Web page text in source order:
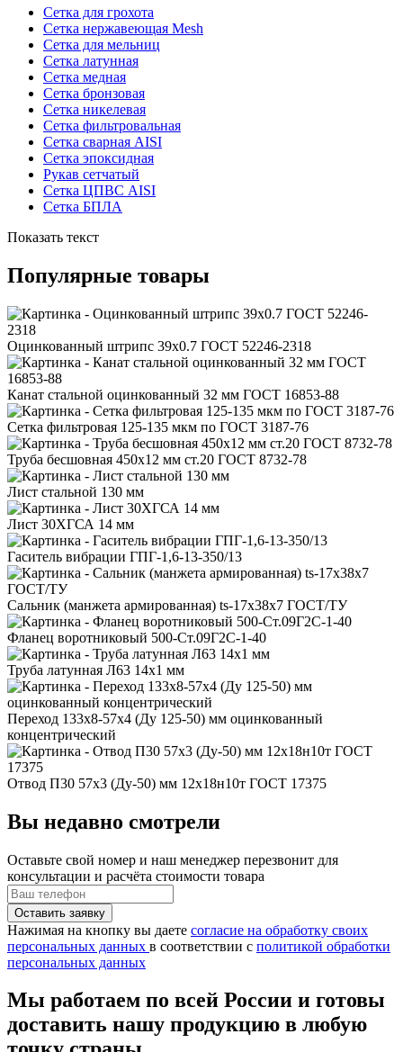
Сетка для грохота
Сетка нержавеющая Mesh
Сетка для мельниц
Сетка латунная
Сетка медная
Сетка бронзовая
Сетка никелевая
Сетка фильтровальная
Сетка сварная AISI
Сетка эпоксидная
Рукав сетчатый
Сетка ЦПВС AISI
Сетка БПЛА
Показать текст
Популярные товары
Оцинкованный штрипс 39x0.7 ГОСТ 52246-2318
Канат стальной оцинкованный 32 мм ГОСТ 16853-88
Сетка фильтровая 125-135 мкм по ГОСТ 3187-76
Труба бесшовная 450x12 мм ст.20 ГОСТ 8732-78
Лист стальной 130 мм
Лист 30ХГСА 14 мм
Гаситель вибрации ГПГ-1,6-13-350/13
Сальник (манжета армированная) ts-17x38x7 ГОСТ/ТУ
Фланец воротниковый 500-Ст.09Г2С-1-40
Труба латунная Л63 14x1 мм
Переход 133x8-57x4 (Ду 125-50) мм оцинкованный
концентрический
Отвод П30 57x3 (Ду-50) мм 12х18н10т ГОСТ 17375
Вы недавно смотрели
Оставьте свой номер и наш менеджер перезвонит для
консультации и расчёта стоимости товара
Нажимая на кнопку вы даете согласие на обработку своих
персональных данных в соответствии с политикой обработки
персональных данных
Мы работаем по всей России и готовы
доставить нашу продукцию в любую